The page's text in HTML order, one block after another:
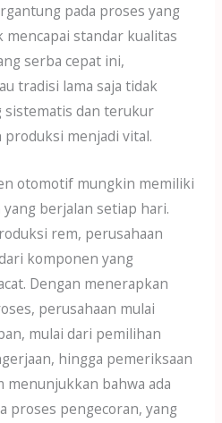
pada proses yang
standar kualitas
serba cepat ini,
tradisi lama saja tidak
sistematis dan terukur
menjadi vital.
otomotif mungkin memiliki
berjalan setiap hari.
rem, perusahaan
komponen yang
Dengan menerapkan
perusahaan mulai
mulai dari pemilihan
hingga pemeriksaan
menunjukkan bahwa ada
proses pengecoran, yang